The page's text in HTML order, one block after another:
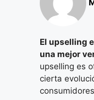
El upselling
una mejor
upselling es
cierta